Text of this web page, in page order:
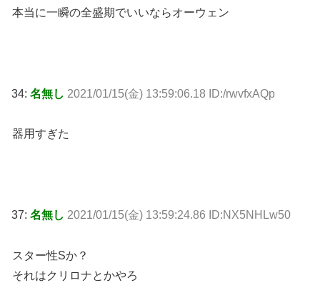
本当に一瞬の全盛期でいいならオーウェン
34: 名無し 2021/01/15(金) 13:59:06.18 ID:/rwvfxAQp
器用すぎた
37: 名無し 2021/01/15(金) 13:59:24.86 ID:NX5NHLw50
スター性Sか？
それはクリロナとかやろ